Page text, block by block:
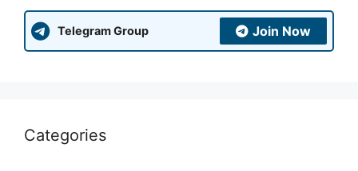
Telegram Group Join Now
Categories